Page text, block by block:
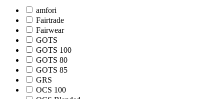
amfori
Fairtrade
Fairwear
GOTS
GOTS 100
GOTS 80
GOTS 85
GRS
OCS 100